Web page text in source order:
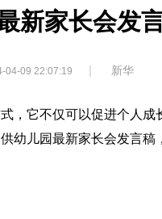
新家长会发
04-09 22:07:19 | 新华
，它不仅可以促进个人
幼儿园最新家长会发言稿